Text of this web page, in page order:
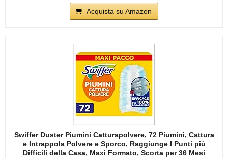
Acquista su Amazon
Swiffer Duster Piumini Catturapolvere, 72 Piumini, Cattura
e Intrappola Polvere e Sporco, Raggiunge I Punti più
Difficili della Casa, Maxi Formato, Scorta per 36 Mesi